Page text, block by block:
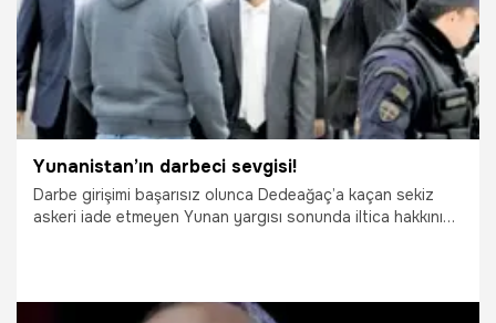
Yunanistan’ın darbeci sevgisi!
Darbe girişimi başarısız olunca Dedeağaç’a kaçan sekiz
askeri iade etmeyen Yunan yargısı sonunda iltica hakkını